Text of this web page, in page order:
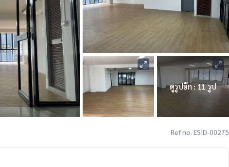
ดูรูปอีก : 11 รูป
Ref no. ESID-00275